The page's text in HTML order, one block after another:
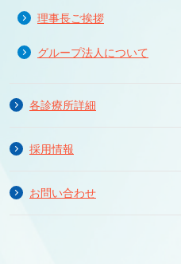
理事長ご挨拶
グループ法人について
各診療所詳細
採用情報
お問い合わせ